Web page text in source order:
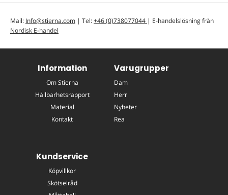
Mail: Info@stierna.com | Tel:+46 (0)738077044 | E-handelslösning från
Nordisk E-handel
Information
Om Stierna
Hållbarhetsrapport
Material
Kontakt
Varugrupper
Dam
Herr
Nyheter
Rea
Kundservice
Köpvillkor
Skötselråd